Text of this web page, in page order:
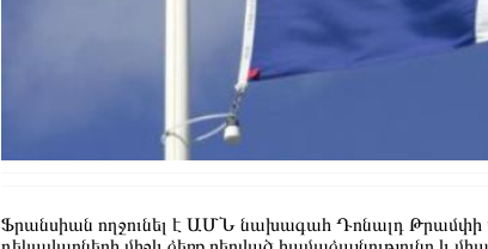
Ֆրանսիան ողջունել է ԱՄՆ նախագահ Դոնալդ Թրամփի